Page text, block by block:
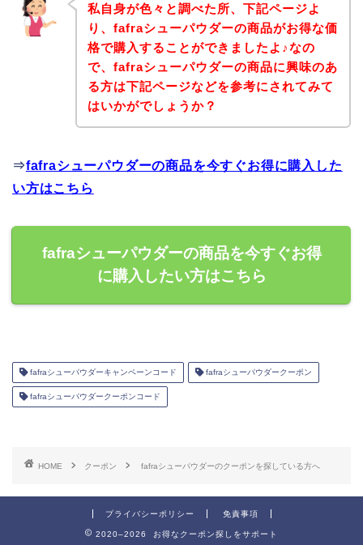
私自身が色々と調べた所、下記ページよ
り、fafraシューパウダーの商品がお得な価
格で購入することができましたよ♪なの
で、fafraシューパウダーの商品に興味のあ
る方は下記ページなどを参考にされてみて
はいかがでしょうか？
⇒fafraシューパウダーの商品を今すぐお得に購入した
い方はこちら
fafraシューパウダーの商品を今すぐお得
に購入したい方はこちら
fafraシューパウダーキャンペーンコード fafraシューパウダークーポン
fafraシューパウダークーポンコード
HOME クーポン fafraシューパウダーのクーポンを探している方へ
プライバシーポリシー 免責事項
2020–2026 お得なクーポン探しをサポート